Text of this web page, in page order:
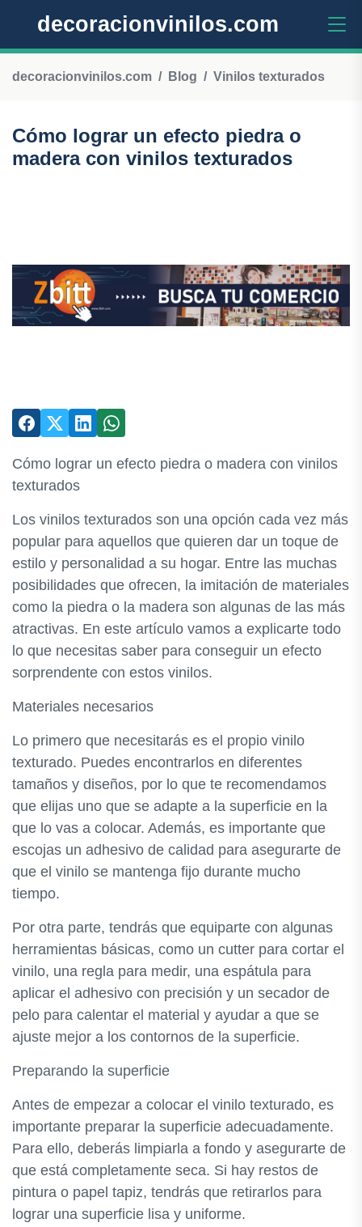
decoracionvinilos.com
decoracionvinilos.com Blog Vinilos texturados
Cómo lograr un efecto piedra o
madera con vinilos texturados
Cómo lograr un efecto piedra o madera con vinilos
texturados
Los vinilos texturados son una opción cada vez más
popular para aquellos que quieren dar un toque de
estilo y personalidad a su hogar. Entre las muchas
posibilidades que ofrecen, la imitación de materiales
como la piedra o la madera son algunas de las más
atractivas. En este artículo vamos a explicarte todo
lo que necesitas saber para conseguir un efecto
sorprendente con estos vinilos.
Materiales necesarios
Lo primero que necesitarás es el propio vinilo
texturado. Puedes encontrarlos en diferentes
tamaños y diseños, por lo que te recomendamos
que elijas uno que se adapte a la superficie en la
que lo vas a colocar. Además, es importante que
escojas un adhesivo de calidad para asegurarte de
que el vinilo se mantenga fijo durante mucho
tiempo.
Por otra parte, tendrás que equiparte con algunas
herramientas básicas, como un cutter para cortar el
vinilo, una regla para medir, una espátula para
aplicar el adhesivo con precisión y un secador de
pelo para calentar el material y ayudar a que se
ajuste mejor a los contornos de la superficie.
Preparando la superficie
Antes de empezar a colocar el vinilo texturado, es
importante preparar la superficie adecuadamente.
Para ello, deberás limpiarla a fondo y asegurarte de
que está completamente seca. Si hay restos de
pintura o papel tapiz, tendrás que retirarlos para
lograr una superficie lisa y uniforme.